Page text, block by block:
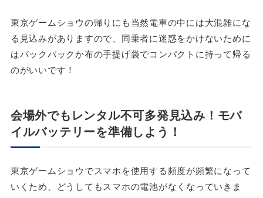
東京ゲームショウの帰りにも当然電車の中には大混雑にな
る見込みがありますので、同乗者に迷惑をかけないために
はバックパックか布の手提げ袋でコンパクトに持って帰る
のがいいです！
会場外でもレンタル不可多発見込み！モバ
イルバッテリーを準備しよう！
東京ゲームショウでスマホを使用する頻度が頻繁になって
いくため、どうしてもスマホの電池がなくなっていきま